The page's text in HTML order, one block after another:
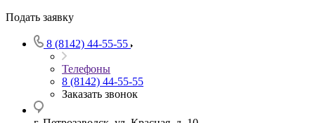
Подать заявку
8 (8142) 44-55-55
Телефоны
8 (8142) 44-55-55
Заказать звонок